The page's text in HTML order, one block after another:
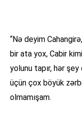
“Nə deyim
bir ata yox, Cabir
yolunu tapır, hər
üçün çox böyük
olmamışam.